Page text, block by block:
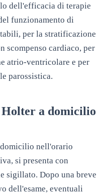
dell'efficacia di terapie
funzionamento di
per la stratificazione
scompenso cardiaco, per
atrio-ventricolare e per
parossistica.
Holter a domicilio
nell'orario
si presenta con
sigillato. Dopo una breve
dell'esame, eventuali